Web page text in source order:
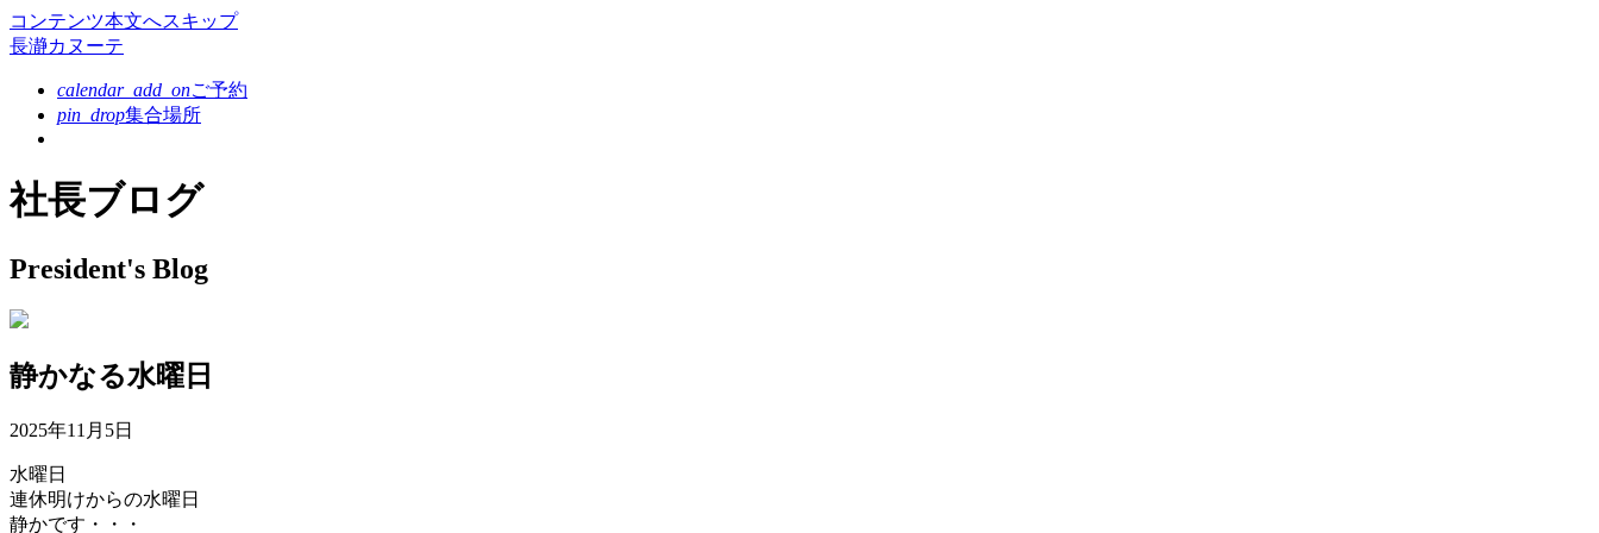
コンテンツ本文へスキップ
長瀞カヌーテ
calendar_add_onご予約
pin_drop集合場所
社長ブログ
President's Blog
静かなる水曜日
2025年11月5日
水曜日
連休明けからの水曜日
静かです・・・